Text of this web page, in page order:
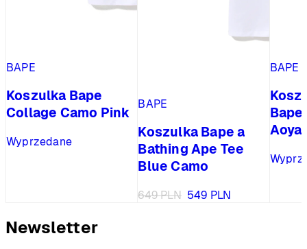
BAPE
Koszulka Bape
Collage Camo Pink
Wyprzedane
BAPE
Koszulka Bape a
Bathing Ape Tee
Blue Camo
649PLN Pierwotna
549 PLN
BAPE
Newsletter